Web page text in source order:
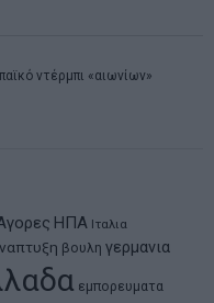
ντέρμπι «αιωνίων»
ΗΠΑ Ιταλια
βουλη γερμανια
εμπορευματα